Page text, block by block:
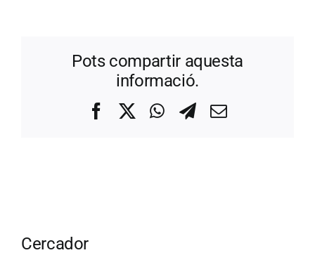
Pots compartir aquesta
informació.
FacebookWhatsApp
Telegram
Correo
Cercador